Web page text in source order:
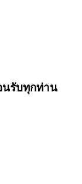
นรับทุกท่าน